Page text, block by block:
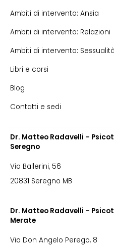
Ambiti di intervento: Ansia
Ambiti di intervento: Relazioni
Ambiti di intervento: Sessualità
Libri e corsi
Blog
Contatti e sedi
Dr. Matteo Radavelli –
Seregno
Via Ballerini, 56
20831 Seregno MB
Dr. Matteo Radavelli –
Merate
Via Don Angelo Perego, 8